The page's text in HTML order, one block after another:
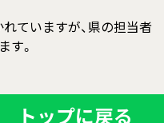
ていますが、県の担当者
す。
トップに戻る